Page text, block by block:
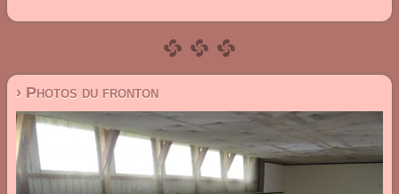
› Photos du fronton